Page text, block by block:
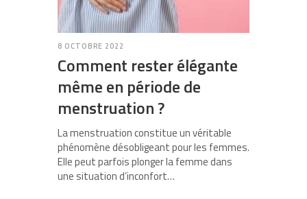
8 OCTOBRE 2022
Comment rester élégante
même en période de
menstruation ?
La menstruation constitue un véritable
phénomène désobligeant pour les femmes.
Elle peut parfois plonger la femme dans
une situation d’inconfort…